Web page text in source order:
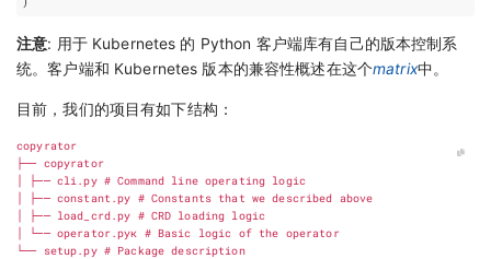
注意: 用于 Kubernetes 的 Python 客户端库有自己的版本控制系
统。客户端和 Kubernetes 版本的兼容性概述在这个matrix中。
目前，我们的项目有如下结构：
copyrator
├── copyrator
├── cli.py # Command line operating logic
├── constant .py # Constants that we described above
├── load_crd.py # CRD loading logic
└── operator .pyк # Basic logic of the operator
└──
setup.py # Package description